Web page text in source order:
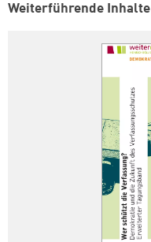
Weiterführende Inhalte